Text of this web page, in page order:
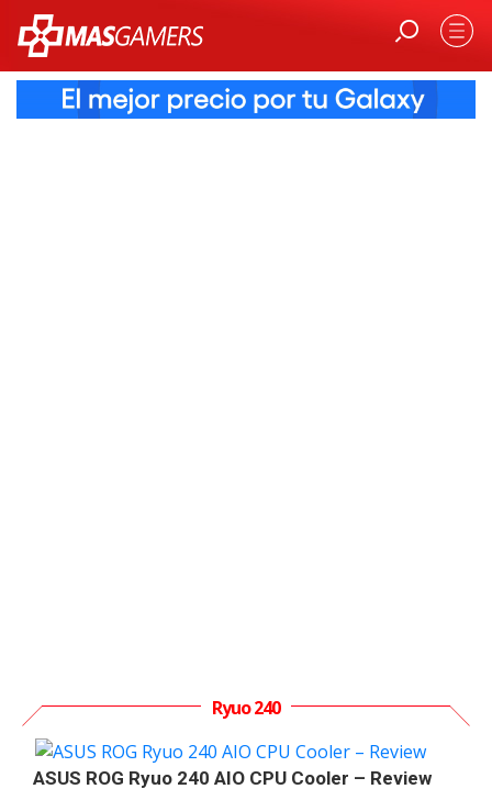
Ryuo 240
ASUS ROG Ryuo 240 AIO CPU Cooler – Review